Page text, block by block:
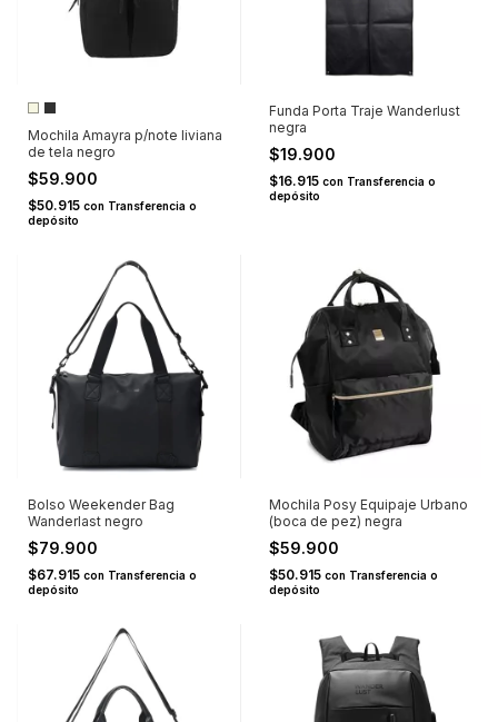
Mochila Amayra p/note liviana
de tela negro
$59.900
$50.915 con Transferencia o
depósito
Funda Porta Traje Wanderlust
negra
$19.900
$16.915 con Transferencia o
depósito
Bolso Weekender Bag
Wanderlast negro
$79.900
$67.915 con Transferencia o
depósito
Mochila Posy Equipaje Urbano
(boca de pez) negra
$59.900
$50.915 con Transferencia o
depósito